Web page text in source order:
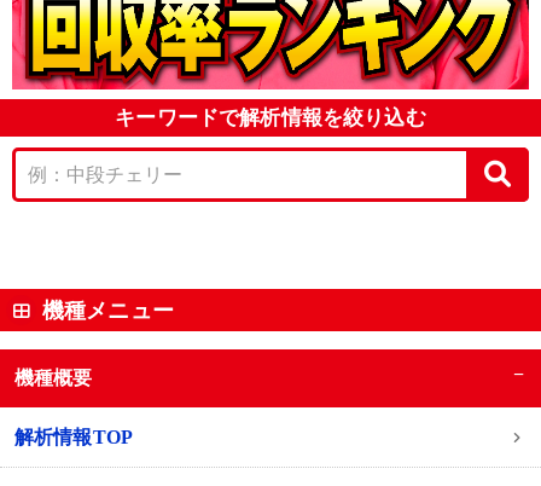
キーワードで解析情報を絞り込む
機種メニュー
機種概要 −
解析情報TOP